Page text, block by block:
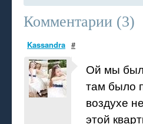
Комментарии (3)
Kassandra #
Ой мы
там было
воздухе
этой